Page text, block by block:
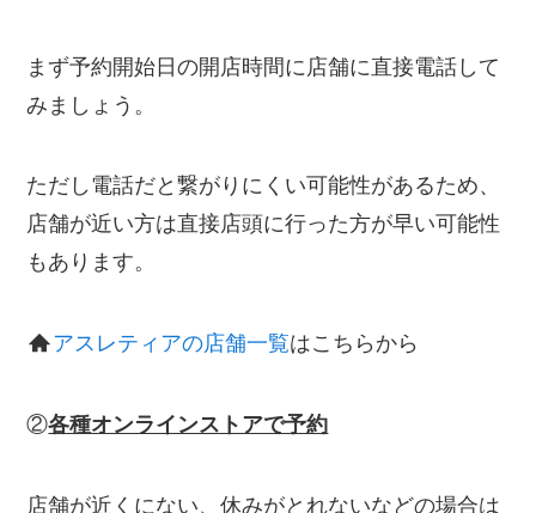
まず予約開始日の開店時間に店舗に直接電話して
みましょう。
ただし電話だと繋がりにくい可能性があるため、
店舗が近い方は直接店頭に行った方が早い可能性
もあります。
アスレティアの店舗一覧はこちらから
②各種オンラインストアで予約
店舗が近くにない、休みがとれないなどの場合は